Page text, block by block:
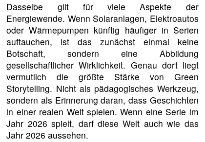
Dasselbe gilt für viele Aspekte der
Energiewende. Wenn Solaranlagen, Elektroautos
oder Wärmepumpen künftig häufiger in Serien
auftauchen, ist das zunächst einmal keine
Botschaft, sondern eine Abbildung
gesellschaftlicher Wirklichkeit. Genau dort liegt
vermutlich die größte Stärke von Green
Storytelling. Nicht als pädagogisches Werkzeug,
sondern als Erinnerung daran, dass Geschichten
in einer realen Welt spielen. Wenn eine Serie im
Jahr 2026 spielt, darf diese Welt auch wie das
Jahr 2026 aussehen.